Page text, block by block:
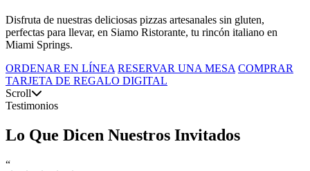
Disfruta de nuestras deliciosas pizzas artesanales sin gluten,
perfectas para llevar, en Siamo Ristorante, tu rincón italiano en
Miami Springs.
ORDENAR EN LÍNEA RESERVAR UNA MESA COMPRAR
TARJETA DE REGALO DIGITAL
Scroll
Testimonios
Lo Que Dicen Nuestros Invitados
“